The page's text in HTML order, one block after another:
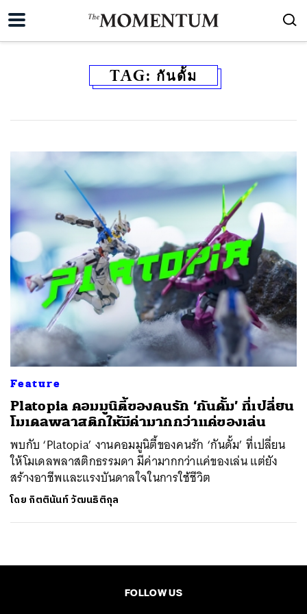
TAG: กันดั้ม
Feature
Platopia คอมมูนิตี้ของคนรัก ‘กันดั้ม’ ที่เปลี่ยน
โมเดลพลาสติกให้มีค่ามากกว่าแค่ของเล่น
พบกับ ‘Platopia’ งานคอมมูนิตี้ของคนรัก ‘กันดั้ม’ ที่เปลี่ยน
ให้โมเดลพลาสติกธรรมดา มีค่ามากกว่าแค่ของเล่น แต่ยัง
สร้างอาชีพและแรงบันดาลใจในการใช้ชีวิต
โดย กิตตินันท์ วัฒนธิติกุล
FOLLOW US
ค้นหา
SHARE TWEET LINE EMAIL